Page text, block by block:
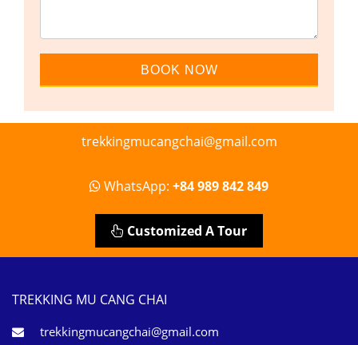
trekkingmucangchai@gmail.com
WhatsApp: +84 989 842 849
Customized A Tour
TREKKING MU CANG CHAI
trekkingmucangchai@gmail.com